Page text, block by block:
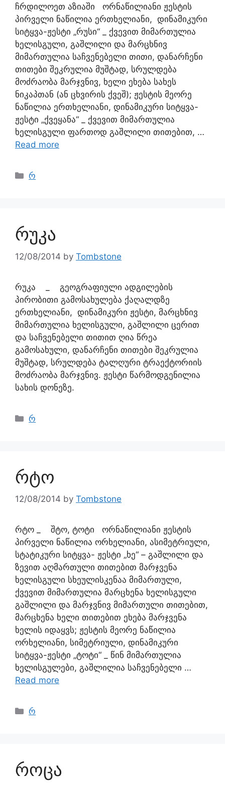
ჩრდილოეთ აზიაში ორნაწილიანი ჟესტის
პირველი ნაწილია ერთხელიანი, დინამიკური
სიტყვა-ჟესტი „რუსი“ _ ქვევით მიმართულია
ხელისგული, გაშლილი და მარცხნივ
მიმართულია საჩვენებელი თითი, დანარჩენი
თითები შეკრულია მუშტად, სრულდება
მოძრაობა მარჯვნივ, ხელი ეხება სახეს
ნიკაპთან (ან ცხვირის ქვეშ); ჟესტის მეორე
ნაწილია ერთხელიანი, დინამიკური სიტყვა-
ჟესტი „ქვეყანა“ _ ქვევით მიმართულია
ხელისგული ფართოდ გაშლილი თითებით, …
Read more
რ
რუკა
12/08/2014 by Tombstone
რუკა _ გეოგრაფიული ადგილების
პირობითი გამოსახულება ქაღალდზე
ერთხელიანი, დინამიკური ჟესტი, მარცხნივ
მიმართულია ხელისგული, გაშლილი ცერით
და საჩვენებელი თითით ღია წრეა
გამოსახული, დანარჩენი თითები შეკრულია
მუშტად, სრულდება ტალღური ტრაექტორიის
მოძრაობა მარჯვნივ. ჟესტი წარმოდგენილია
სახის დონეზე.
რ
რტო
12/08/2014 by Tombstone
რტო _ შტო, ტოტი ორნაწილიანი ჟესტის
პირველი ნაწილია ორხელიანი, ასიმეტრიული,
სტატიკური სიტყვა- ჟესტი „ხე“ – გაშლილი და
ზევით აღმართული თითებით მარჯვენა
ხელისგული სხეულისკენაა მიმართული,
ქვევით მიმართულია მარცხენა ხელისგული
გაშლილი და მარჯვნივ მიმართული თითებით,
მარცხენა ხელი თითებით ეხება მარჯვენა
ხელის იდაყვს; ჟესტის მეორე ნაწილია
ორხელიანი, სიმეტრიული, დინამიკური
სიტყვა-ჟესტი „ტოტი“ _ წინ მიმართულია
ხელისგულები, გაშლილია საჩვენებელი …
Read more
რ
როცა